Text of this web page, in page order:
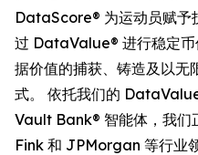
DataScore® 为运动员赋予
过 DataValue® 进行稳定币
据价值的捕获、铸造及以无
式。 依托我们的
Vault Bank® 智能体，我
Fink 和 JPMorgan 等行业